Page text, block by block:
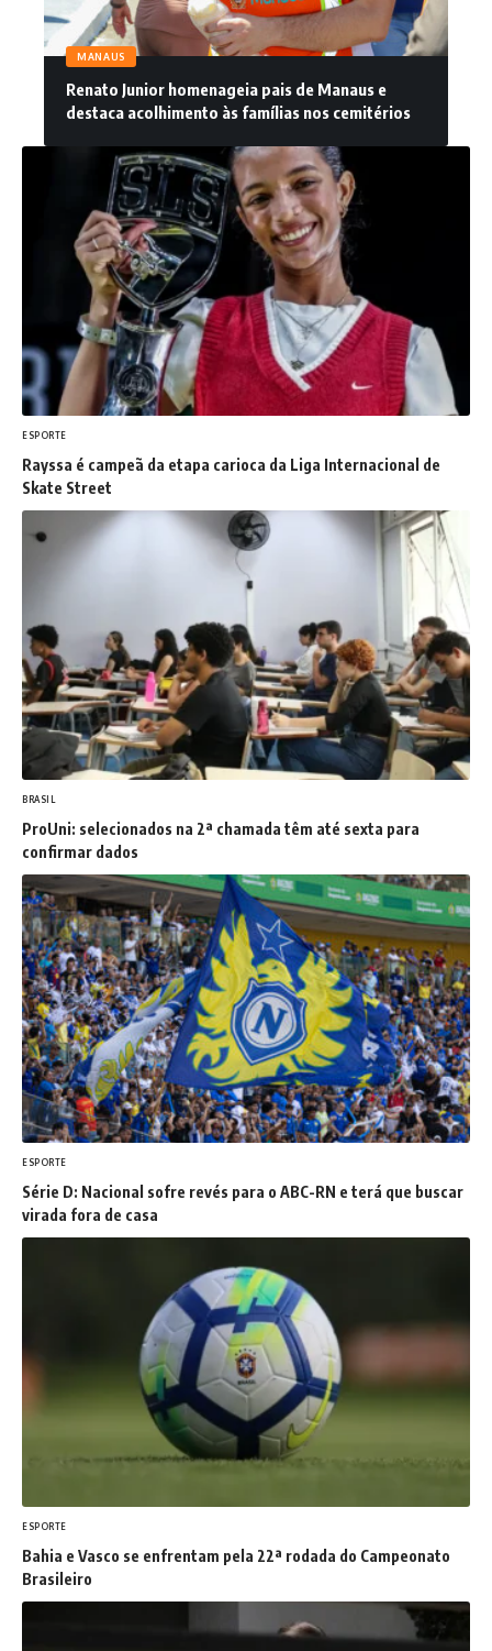
MANAUS
Renato Junior homenageia pais de Manaus e
destaca acolhimento às famílias nos cemitérios
ESPORTE
Rayssa é campeã da etapa carioca da Liga Internacional de
Skate Street
BRASIL
ProUni: selecionados na 2ª chamada têm até sexta para
confirmar dados
ESPORTE
Série D: Nacional sofre revés para o ABC-RN e terá que buscar
virada fora de casa
ESPORTE
Bahia e Vasco se enfrentam pela 22ª rodada do Campeonato
Brasileiro